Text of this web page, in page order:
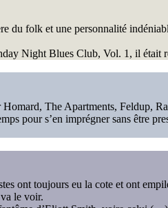
du folk et une personnalité
Night Blues Club, Vol. 1, il était
The Apartments, Feldup,
pour s’en imprégner sans être
ont toujours eu la cote et ont
le voir.